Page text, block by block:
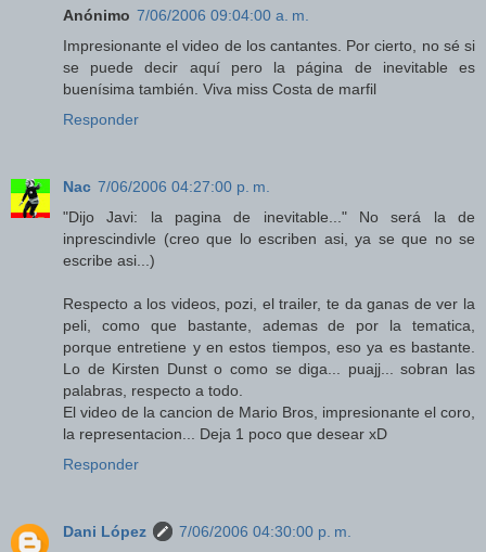
Anónimo 7/06/2006 09:04:00 a. m.
Impresionante el video de los cantantes. Por cierto, no sé si
se puede decir aquí pero la página de inevitable es
buenísima también. Viva miss Costa de marfil
Responder
Nac 7/06/2006 04:27:00 p. m.
"Dijo Javi: la pagina de inevitable..." No será la de
inprescindivle (creo que lo escriben asi, ya se que no se
escribe asi...)
Respecto a los videos, pozi, el trailer, te da ganas de ver la
peli, como que bastante, ademas de por la tematica,
porque entretiene y en estos tiempos, eso ya es bastante.
Lo de Kirsten Dunst o como se diga... puajj... sobran las
palabras, respecto a todo.
El video de la cancion de Mario Bros, impresionante el coro,
la representacion... Deja 1 poco que desear xD
Responder
Dani López
7/06/2006 04:30:00 p. m.